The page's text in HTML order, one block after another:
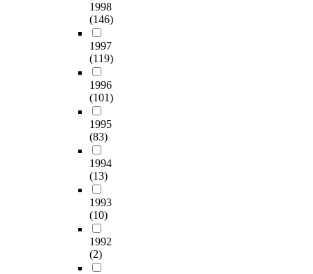
1998
(146)
1997
(119)
1996
(101)
1995
(83)
1994
(13)
1993
(10)
1992
(2)